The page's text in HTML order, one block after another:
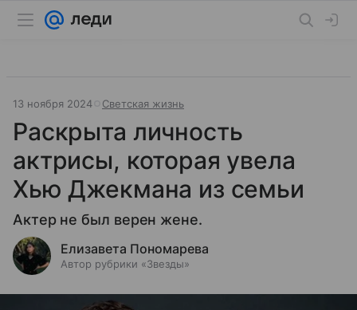
13 ноября 2024 Светская жизнь
Раскрыта личность
актрисы, которая увела
Хью Джекмана из семьи
Актер не был верен жене.
Елизавета Пономарева
Автор рубрики «Звезды»